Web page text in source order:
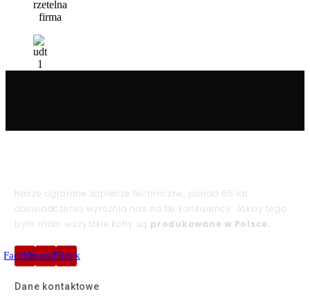
Nasze ogromne zaplecze techniczne, ponad 65 lat
doświadczenia wyróżnia nas na tle konkurencji. Jakby tego
było mało wszystkie kotły są produkowane w Polsce.
FacebookYoutubeTiktok
Dane kontaktowe